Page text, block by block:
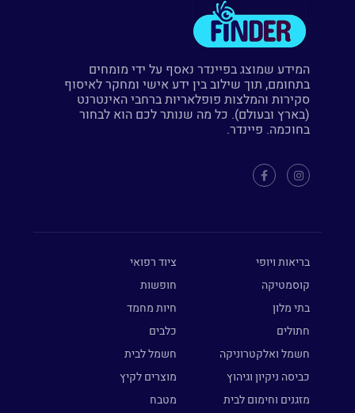
המידע שמוצג בפיינדר נאסף על ידי מומחים
בתחומם, תוך שילוב בין ידע אישי ומחקר לאיסוף
סקירות והמלצות פופלאריות ברחבי האינטרנט
(בארץ ובעולם). כל מה שנותר לכם הוא לבחור
בחוכמה. פיינדר.
בריאות ויופי
ציוד רפואי
קוסמטיקה
חופשות
בתי מלון
חיות מחמד
חתולים
כלבים
חשמל ואלקטרוניקה
חשמל לבית
כביסה ניקיון וגיהוץ
מוצרים לקיץ
מזגנים וחימום לבית
מטבח